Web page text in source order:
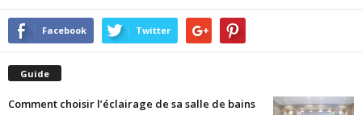
Facebook Twitter
Guide
Comment choisir l’éclairage de sa salle de bains